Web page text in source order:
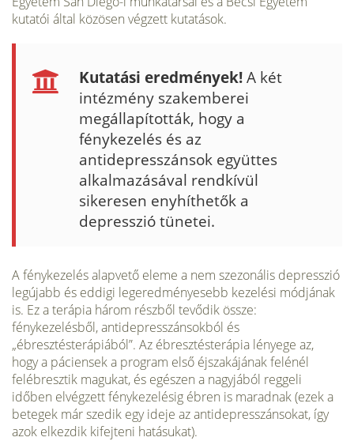
kutatói által közösen végzett kutatások.
Kutatási eredmények!A két
intézmény szakemberei
megállapították, hogy a
fénykezelés és az
antidepresszánsok együttes
alkalmazásával rendkívül
sikeresen eny­híthetők a
depresszió tünetei.
A fénykezelés alapvető eleme a nem szezonális depresszió
legújabb és eddigi legeredményesebb kezelési módjának
is. Ez a terápia három részből tevődik össze:
fénykezelésből, antidepresszánsokból és
„ébresztésterápiából”. Az ébresztésterápia lényege az,
hogy a páciensek a program első éjszakájának felénél
felébresztik magukat, és egészen a nagyjából reggeli
időben elvégzett fénykezelésig ébren is maradnak (ezek a
betegek már szedik egy ideje az antidepresszánsokat, így
azok elkezdik kifejteni hatásukat).